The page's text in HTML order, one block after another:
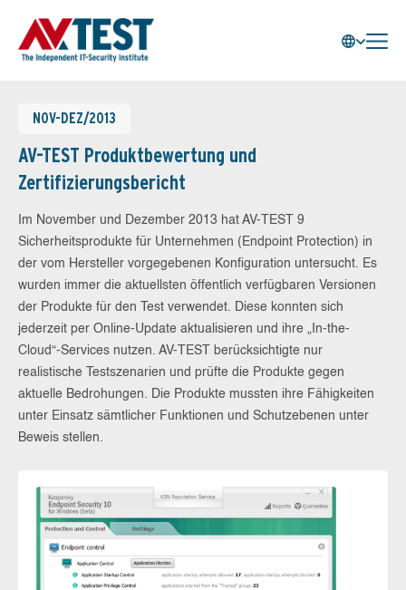
NOV-DEZ/2013
AV-TEST Produktbewertung und
Zertifizierungsbericht
Im November und Dezember 2013 hat AV-TEST 9
Sicherheitsprodukte für Unternehmen (Endpoint Protection) in
der vom Hersteller vorgegebenen Konfiguration untersucht. Es
wurden immer die aktuellsten öffentlich verfügbaren Versionen
der Produkte für den Test verwendet. Diese konnten sich
jederzeit per Online-Update aktualisieren und ihre „In-the-
Cloud“-Services nutzen. AV-TEST berücksichtigte nur
realistische Testszenarien und prüfte die Produkte gegen
aktuelle Bedrohungen. Die Produkte mussten ihre Fähigkeiten
unter Einsatz sämtlicher Funktionen und Schutzebenen unter
Beweis stellen.